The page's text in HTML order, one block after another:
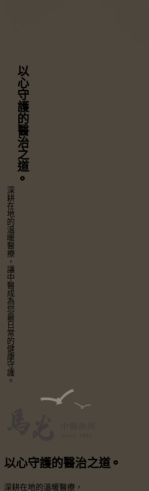
以心守護
的醫治之道
⚬
深耕在地的溫暖醫療，
讓中醫成為您最日常的健康守護。
以心守護的醫治之道 ⚬
深耕在地的溫暖醫療，